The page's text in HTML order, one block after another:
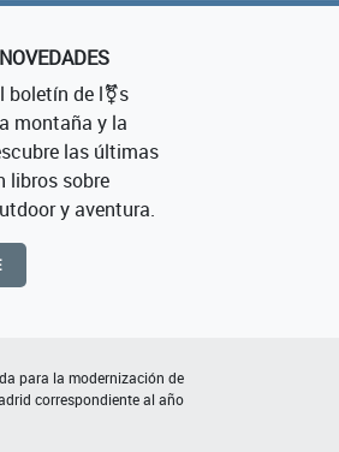
boletín de l⚧s
montaña y la
las últimas
libros sobre
y aventura.
para la modernización de
correspondiente al año